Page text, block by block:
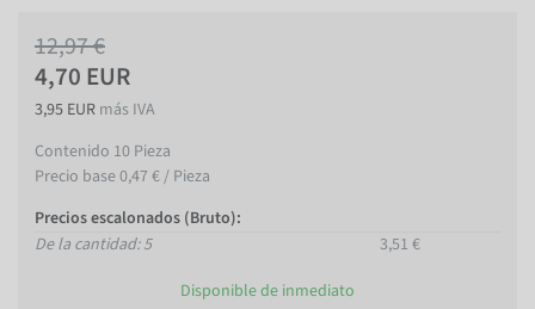
12,97 €
4,70 EUR
3,95 EUR más IVA
Contenido 10 Pieza
Precio base0,47 € / Pieza
Precios escalonados (Bruto):
De la cantidad: 5
3,51 €
Disponible de inmediato